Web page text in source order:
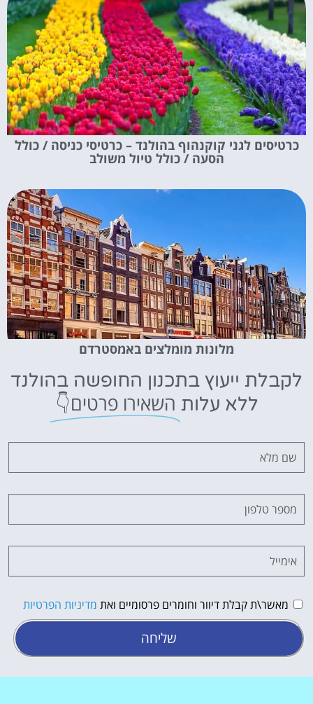
כרטיסים לגני קוקנהוף בהולנד – כרטיסי כניסה / כולל
הסעה / כולל טיול משולב
מלונות מומלצים באמסטרדם
לקבלת ייעוץ בתכנון החופשה בהולנד
ללא עלות השאירו פרטים👇
מאשר\ת קבלת דיוור וחומרים פרסומיים ואת מדיניות הפרטיות
שליחה